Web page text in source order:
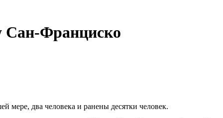
Сан-Франциско
мере, два человека и ранены десятки человек.